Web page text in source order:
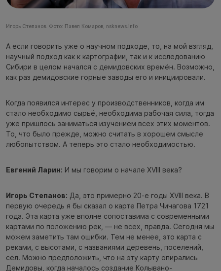
Игорь Степанов. Фото: Павел Комаров, nsknews.info
А если говорить уже о научном подходе, то, на мой взгляд,
научный подход как к картографии, так и к исследованию
Сибири в целом начался с демидовских времён. Возможно,
как раз демидовские горные заводы его и инициировали.
Когда появился интерес у производственников, когда им
стало необходимо сырьё, необходима рабочая сила, тогда
уже пришлось заниматься изучением всех этих моментов.
То, что было прежде, можно считать в хорошем смысле
любопытством. А теперь это стало необходимостью.
Евгений Ларин: И мы говорим о начале XVIII века?
Игорь Степанов: Да, это примерно 20-е годы XVIII века. В
первую очередь я бы сказал о карте Петра Чичагова 1721
года. Эта карта уже вполне сопоставима с современными
картами по положению рек, — не всех, правда. Сегодня мы
можем заметить там ошибки. Тем не менее, это карта с
реками, с высотами, с названиями деревень, поселений,
сёл. Можно предположить, что на эту карту опирались
Демидовы, когда началось создание Колывано-